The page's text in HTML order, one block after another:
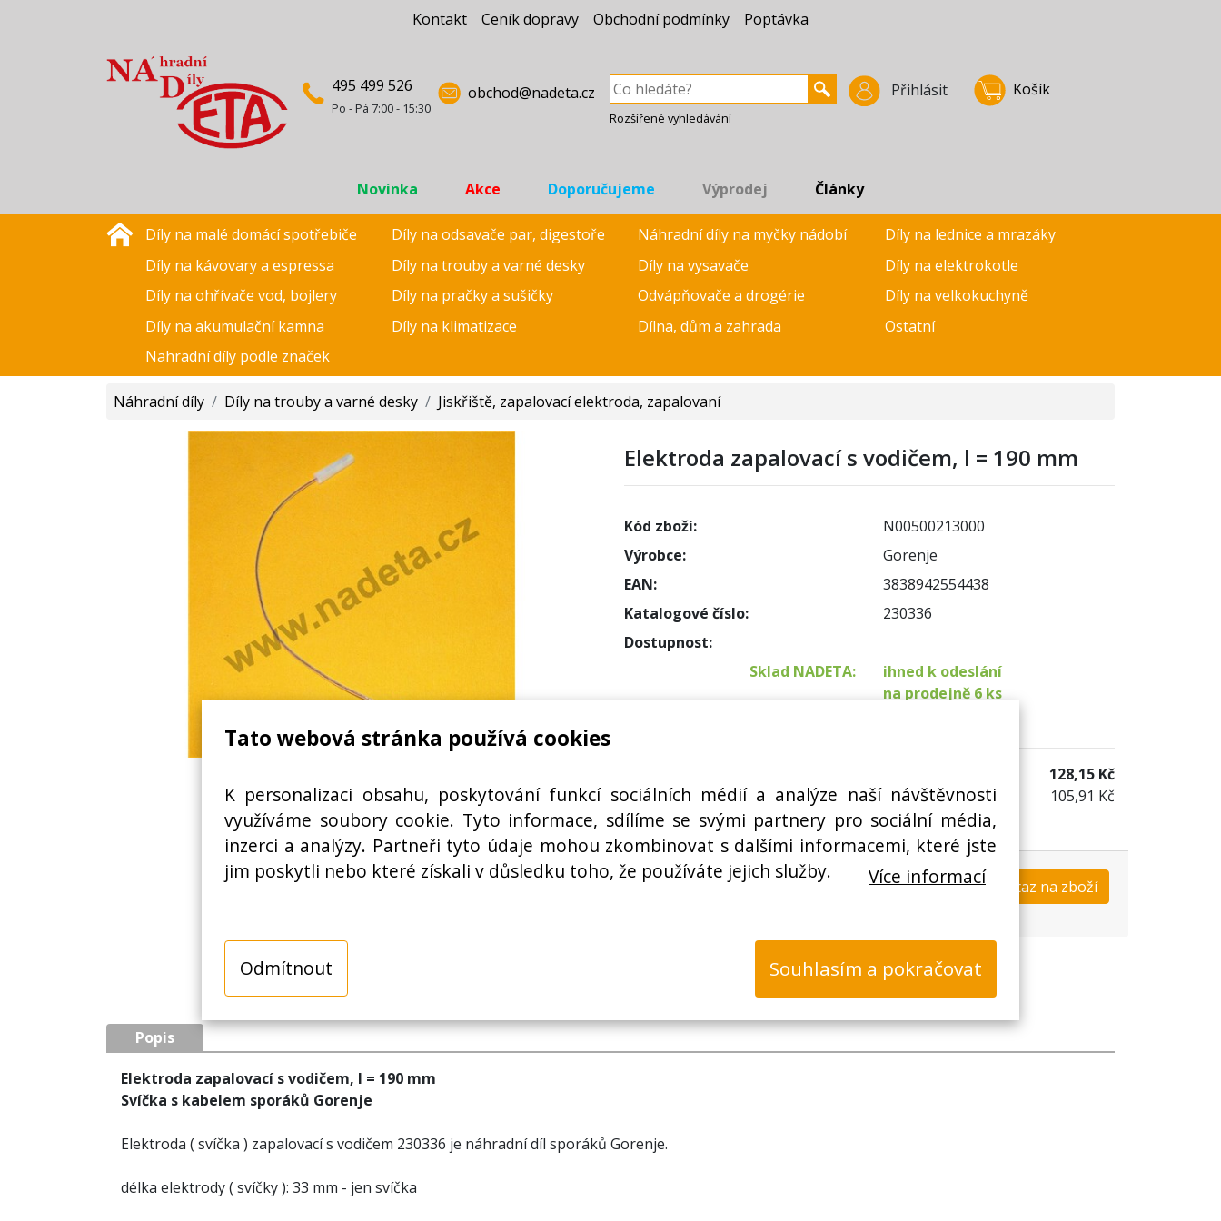
Tato webová stránka používá cookies
K personalizaci obsahu, poskytování funkcí sociálních médií a analýze naší návštěvnosti
využíváme soubory cookie. Tyto informace, sdílíme se svými partnery pro sociální média,
inzerci a analýzy. Partneři tyto údaje mohou zkombinovat s dalšími informacemi, které jste
jim poskytli nebo které získali v důsledku toho, že používáte jejich služby.
Více informací
Souhlasím a pokračovat
Odmítnout
Kontakt Ceník dopravy Obchodní podmínky Poptávka
495 499 526
Po - Pá 7:00 - 15:30
obchod@nadeta.cz Přihlásit Košík
Rozšířené vyhledávání
Novinka Akce Doporučujeme Výprodej Články
Díly na malé domácí spotřebiče Díly na odsavače par, digestoře Náhradní díly na myčky nádobí
Díly na lednice a mrazáky
Díly na kávovary a espressa
Díly na trouby a varné desky Díly na vysavače
Díly na elektrokotle
Díly na ohřívače vod, bojlery
Díly na pračky a sušičky Odvápňovače a drogérie
Díly na velkokuchyně
Díly na akumulační kamna
Díly na klimatizace Dílna, dům a zahrada
Ostatní
Nahradní díly podle značek
Náhradní díly / Díly na trouby a varné desky / Jiskřiště, zapalovací elektroda, zapalovaní
SVÍČKA S KABELEM SPORÁKŮ GORENJE
Elektroda zapalovací s vodičem, l = 190 mm
Kód zboží:
N00500213000
Výrobce:
Gorenje
EAN:
3838942554438
Katalogové číslo:
230336
Dostupnost:
Sklad NADETA:
ihned k odeslání
na prodejně 6 ks
128,15 Kč
Cena bez DPH:
105,91 Kč
Koupit Dotaz na zboží
Popis
Elektroda zapalovací s vodičem, l = 190 mm
Svíčka s kabelem sporáků Gorenje
Elektroda ( svíčka ) zapalovací s vodičem 230336 je náhradní díl sporáků Gorenje.
délka elektrody ( svíčky ): 33 mm - jen svíčka